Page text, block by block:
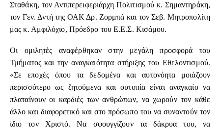
Σταθάκη, τον Αντιπερειφεριάρχη Πολιτισμού κ. Σημαντηράκη,
τον Γεν. Δντή της ΟΑΚ Δρ. Ζορμπά και τον Σεβ. Μητροπολίτη
μας κ. Αμφιλόχιο, Πρόεδρο του Ε.Ε.Σ. Κισάμου.
Οι ομιλητές αναφέρθηκαν στην μεγάλη προσφορά του
Τμήματος και την αναγκαιότητα στήριξης του Εθελοντισμού.
«Σε εποχές όπου τα δεδομένα και αυτονόητα μοιάζουν
περισσότερο ως ζητούμενα και ουτοπία είναι αναγκαίο να
πλαταίνουν οι καρδιές των ανθρώπων, να χωρούν τον κάθε
άλλο και διαφορετικό και στο πρόσωπο του να συναντούν τον
ίδιο τον Χριστό. Να σφουγγίζουν τα δάκρυα του, να